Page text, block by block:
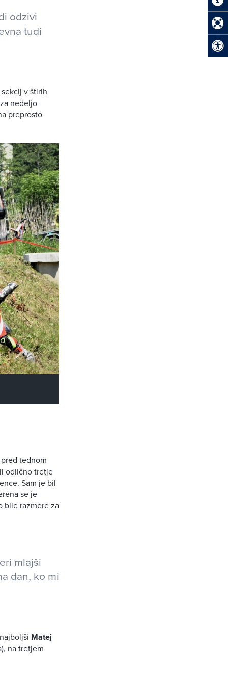
odzivi
tudi
v štirih
nedeljo
preprosto
tednom
odlično tretje
Sam je bil
se je
bile razmere za
mlajši
dan, ko mi
Matej
na tretjem